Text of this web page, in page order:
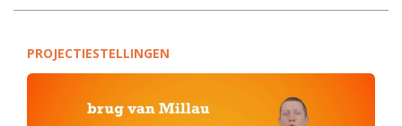
PROJECTIESTELLINGEN